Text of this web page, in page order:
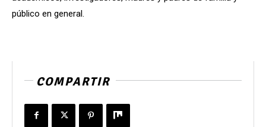
público en general.
COMPARTIR